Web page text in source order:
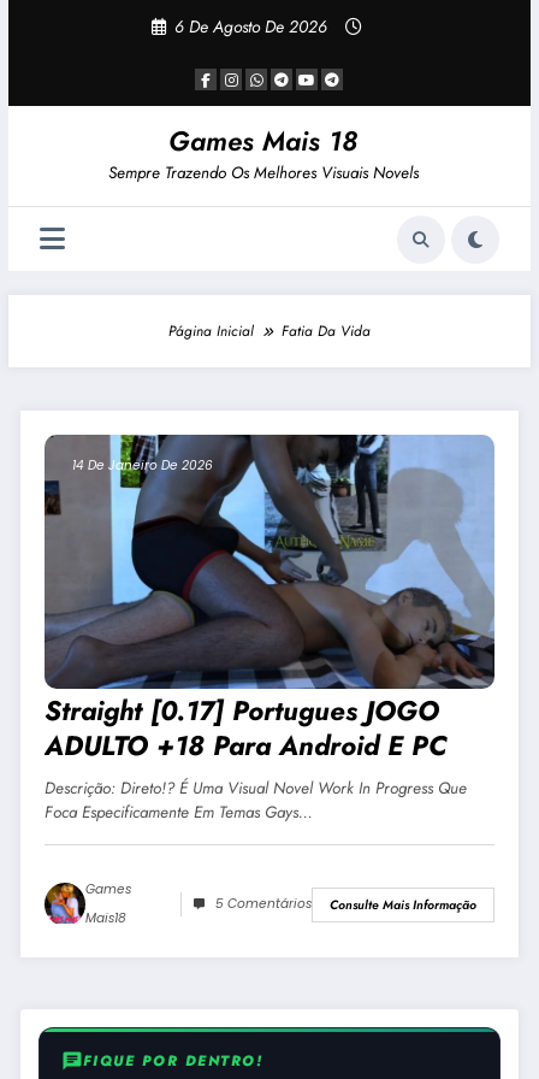
6 De Agosto De 2026
Games Mais 18
Sempre Trazendo Os Melhores Visuais Novels
Página Inicial Fatia Da Vida
14 De Janeiro De 2026
Straight [0.17] Portugues JOGO
ADULTO +18 Para Android E PC
Descrição: Direto!? É Uma Visual Novel Work In Progress Que
Foca Especificamente Em Temas Gays…
Games
Mais18
5 Comentários Consulte Mais Informação
chatFIQUE POR DENTRO!